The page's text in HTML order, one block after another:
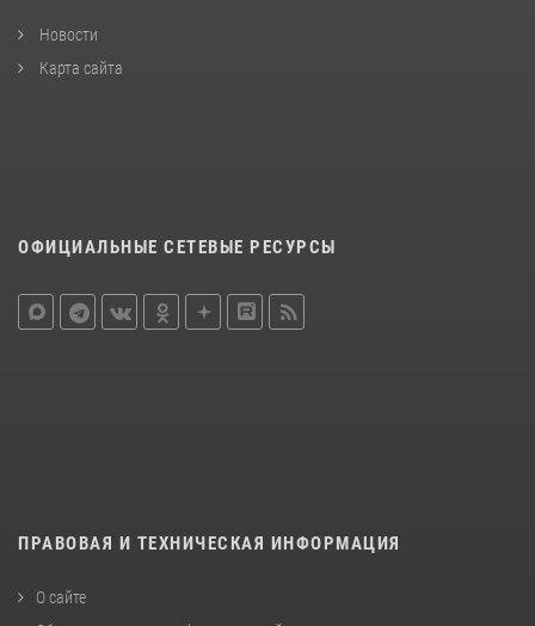
Новости
Карта сайта
ОФИЦИАЛЬНЫЕ СЕТЕВЫЕ РЕСУРСЫ
ПРАВОВАЯ И ТЕХНИЧЕСКАЯ ИНФОРМАЦИЯ
О сайте